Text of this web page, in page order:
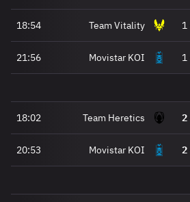
18:54 Team Vitality 1
21:56 Movistar KOI 1
18:02 Team Heretics 2
20:53 Movistar KOI 2